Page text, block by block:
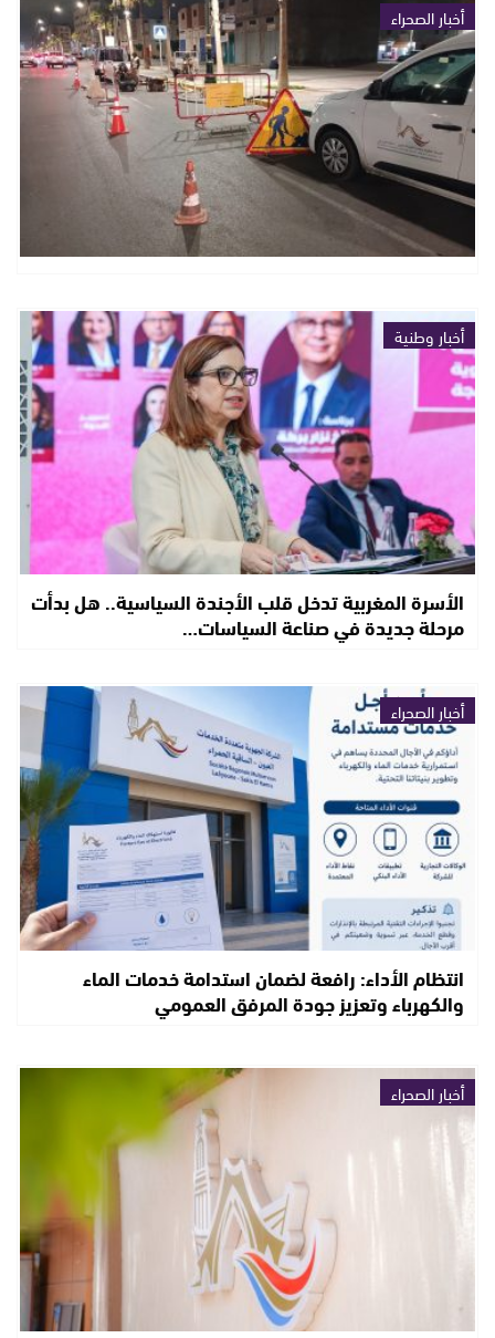
أخبار الصحراء
أخبار وطنية
الأسرة المغربية تدخل قلب الأجندة السياسية.. هل بدأت
مرحلة جديدة في صناعة السياسات…
أخبار الصحراء
انتظام الأداء: رافعة لضمان استدامة خدمات الماء
والكهرباء وتعزيز جودة المرفق العمومي
أخبار الصحراء